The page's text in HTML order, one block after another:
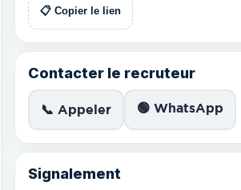
📋 Copier le lien
Contacter le recruteur
📞 Appeler 🟢 WhatsApp
Signalement